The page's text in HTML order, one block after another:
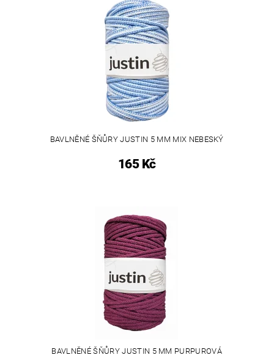
BAVLNĚNÉ ŠŇŮRY JUSTIN 5 MM MIX NEBESKÝ
165 Kč
BAVLNĚNÉ ŠŇŮRY JUSTIN 5 MM PURPUROVÁ